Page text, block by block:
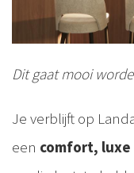
Dit gaat mooi
Je verblijft op
een comfort,